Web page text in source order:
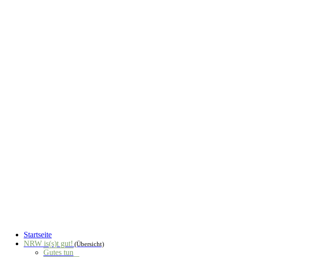
Startseite
NRW is(s)t gut! (Übersicht)
Gutes tun